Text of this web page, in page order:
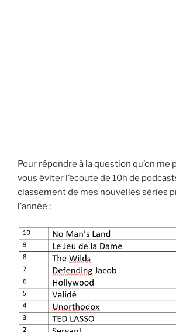
Pour répondre à la question qu’on me
vous éviter l’écoute de 10h de
classement de mes nouvelles séries
l’année :